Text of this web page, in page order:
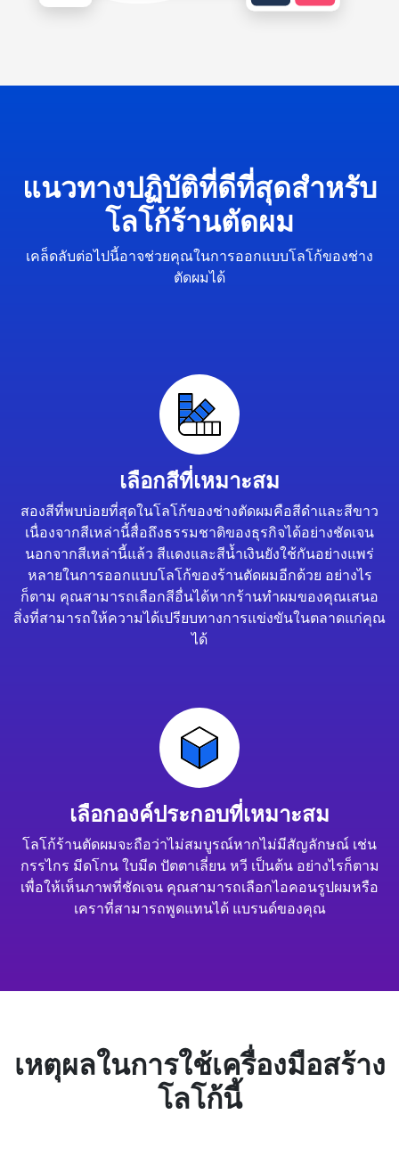
แนวทางปฏิบัติที่ดีที่สุดสำหรับ
โลโก้ร้านตัดผม
เคล็ดลับต่อไปนี้อาจช่วยคุณในการออกแบบโลโก้ของช่าง
ตัดผมได้
เลือกสีที่เหมาะสม
สองสีที่พบบ่อยที่สุดในโลโก้ของช่างตัดผมคือสีดำและสีขาว
เนื่องจากสีเหล่านี้สื่อถึงธรรมชาติของธุรกิจได้อย่างชัดเจน
นอกจากสีเหล่านี้แล้ว สีแดงและสีน้ำเงินยังใช้กันอย่างแพร่
หลายในการออกแบบโลโก้ของร้านตัดผมอีกด้วย อย่างไร
ก็ตาม คุณสามารถเลือกสีอื่นได้หากร้านทำผมของคุณเสนอ
สิ่งที่สามารถให้ความได้เปรียบทางการแข่งขันในตลาดแก่คุณ
ได้
เลือกองค์ประกอบที่เหมาะสม
โลโก้ร้านตัดผมจะถือว่าไม่สมบูรณ์หากไม่มีสัญลักษณ์ เช่น
กรรไกร มีดโกน ใบมีด ปัตตาเลี่ยน หวี เป็นต้น อย่างไรก็ตาม
เพื่อให้เห็นภาพที่ชัดเจน คุณสามารถเลือกไอคอนรูปผมหรือ
เคราที่สามารถพูดแทนได้ แบรนด์ของคุณ
เหตุผลในการใช้เครื่องมือสร้าง
โลโก้นี้